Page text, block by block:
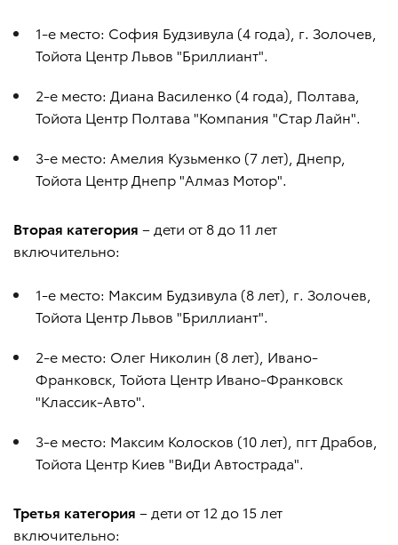
1-е место: София Будзивула (4 года), г. Золочев,
Тойота Центр Львов "Бриллиант".
2-е место: Диана Василенко (4 года), Полтава,
Тойота Центр Полтава "Компания "Стар Лайн".
3-е место: Амелия Кузьменко (7 лет), Днепр,
Тойота Центр Днепр "Алмаз Мотор".
Вторая категория – дети от 8 до 11 лет
включительно:
1-е место: Максим Будзивула (8 лет), г. Золочев,
Тойота Центр Львов "Бриллиант".
2-е место: Олег Николин (8 лет), Ивано-
Франковск, Тойота Центр Ивано-Франковск
"Классик-Авто".
3-е место: Максим Колосков (10 лет), пгт Драбов,
Тойота Центр Киев "ВиДи Автострада".
Третья категория – дети от 12 до 15 лет
включительно: